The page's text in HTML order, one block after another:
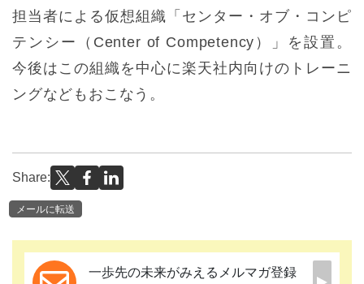
担当者による仮想組織「センター・オブ・コンピ
テンシー（Center of Competency）」を設置。
今後はこの組織を中心に楽天社内向けのトレーニ
ングなどもおこなう。
Share:
メールに転送
一歩先の未来がみえるメルマガ登録